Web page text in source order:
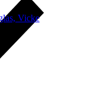
Vicke